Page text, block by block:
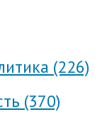
(226)
(370)